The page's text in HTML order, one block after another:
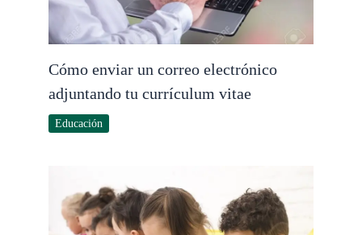
Cómo enviar un correo electrónico
adjuntando tu currículum vitae
Educación